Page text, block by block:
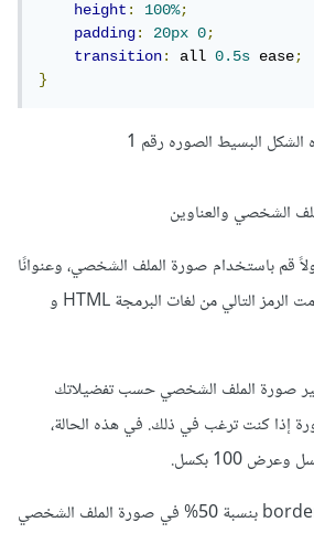
height: 100%;
padding: 20px 0;
transition: all 0.5s ease;
}
البسيط الصوره رقم 1
الشخصي والعناوين
قم باستخدام صورة الملف الشخصي، وعنوانًا
ووصفًا بسيطًا. لقد استخدمت الرمز التالي من لغات البرمجة HTML و
صورة الملف الشخصي حسب تفضيلاتك
إذا كنت ترغب في ذلك. في هذه الحالة،
هنا، استخدمت border-radius بنسبة 50% في صورة الملف الشخصي